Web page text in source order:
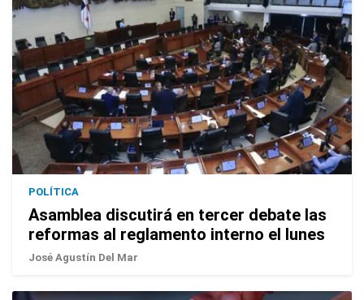
POLÍTICA
Asamblea discutirá en tercer debate las
reformas al reglamento interno el lunes
José Agustín Del Mar